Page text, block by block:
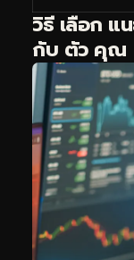
วิธี เลือก แ
กับ ตัว คุณ